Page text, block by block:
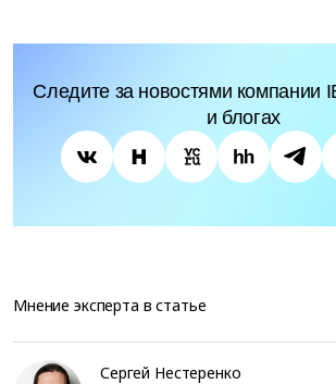
Следите за новостями компании
и блогах
Мнение эксперта в статье
Сергей Нестеренко